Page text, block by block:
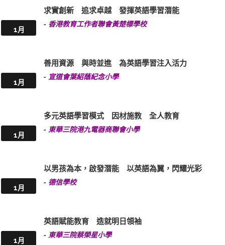
1月
求實創新 追求卓越 發揮英語學習潛能
- 香港教育工作者聯會黃楚標學校
1月
善用資源 與時並進 為英語學習注入活力
- 宣道會葉紹蔭紀念小學
1月
多元英語學習模式 因材施教 全人教育
- 東華三院港九電器商聯會小學
1月
以男孩為本，啟發潛能 以英語為翼，閃耀光彩
- 德信學校
1月
英語賦能教育 造就明日領袖
- 東華三院蔡榮星小學